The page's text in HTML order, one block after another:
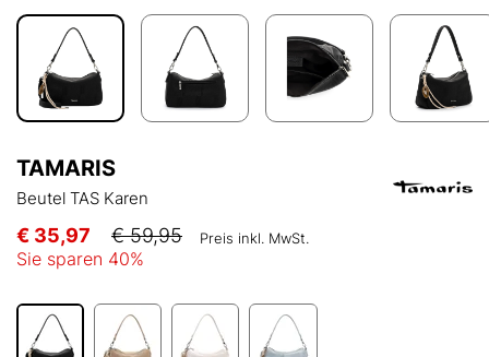
TAMARIS
Beutel TAS Karen
€ 35,97 € 59,95 Preis inkl. MwSt.
Sie sparen 40%